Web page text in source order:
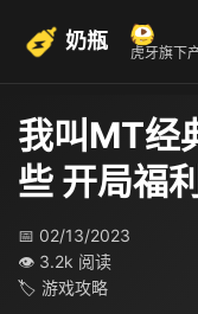
奶瓶 虎牙旗下
我叫MT经
些 开局福
📅 02/13/2023
👁 3.2k 阅读
🏷 游戏攻略